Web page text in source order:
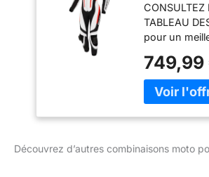
Pièce,
Course,
épaules,
Doubles
(Blanc/
CONSULTEZ
TABLEAU
pour un
comparez
avec le
galerie. Si
choisir la
749,99
Découvrez d’autres combinaisons moto